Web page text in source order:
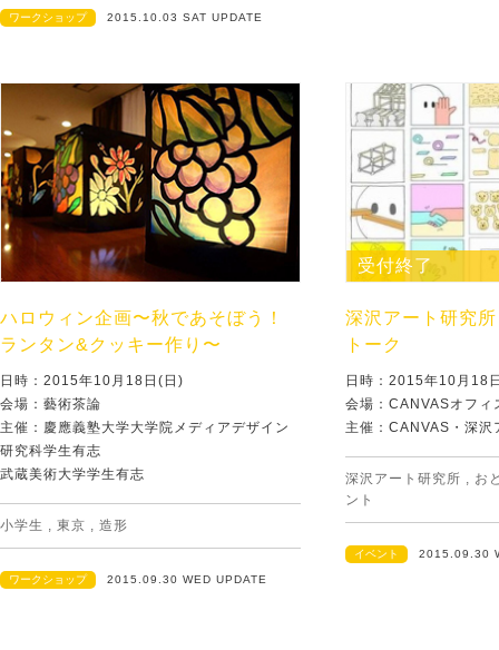
ワークショップ 2015.10.03 SAT UPDATE
ハロウィン企画〜秋であそぼう！
ランタン&クッキー作り〜
日時：2015年10月18日(日)
会場：藝術茶論
主催：慶應義塾大学大学院メディアデザイン
研究科学生有志
武蔵美術大学学生有志
小学生 , 東京 , 造形
ワークショップ 2015.09.30 WED UPDATE
受付終了
深沢アート研究
トーク
日時：2015年10月18
会場：CANVASオフィ
主催：CANVAS・深沢
深沢アート研究所 , お
ント
イベント 2015.09.30